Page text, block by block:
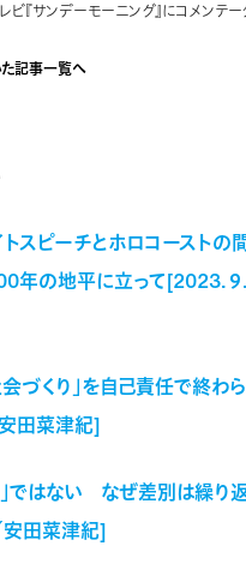
ビ『サンデーモーニング』にコメンテ
記事一覧へ
トスピーチとホロコースト
年の地平に立って[2023.
づくり」を自己責任で終わ
田菜津紀]
」ではない なぜ差別は繰り
田菜津紀]